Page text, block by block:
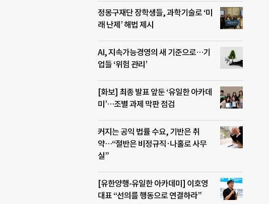
정몽구재단 장학생들, 과학기술로 ‘미
래 난제’ 해법 제시
AI, 지속가능경영의 새 기준으로…기
업들 ‘위험 관리’
[화보] 최종 발표 앞둔 ‘유일한 아카데
미’…조별 과제 막판 점검
커지는 공익 법률 수요, 기반은 취
약…“절반은 비정규직·나홀로 사무
실”
[유한양행-유일한 아카데미] 이호영
대표 “선의를 행동으로 연결하라”